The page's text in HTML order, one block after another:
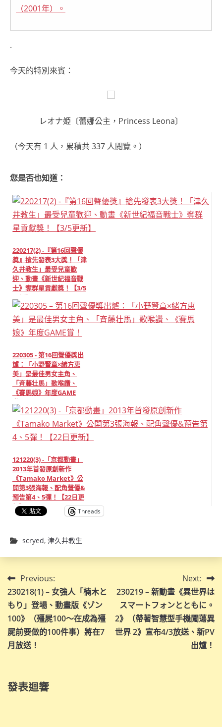
（2001年）。
.
今天的特別來賓：
レオナ姫〔蕾娜公主，Princess Leona〕
（今天有 1 人，累積共 337 人閱覽。）
您是否也知道：
220217(2) -『第16回聲優
獎』搶先發表3大獎！「津
久井教生」最受兒童歡
迎、動畫《新世紀福音戰
士》奪群星貢獻獎！【3/5
更新】
220305 - 第16回聲優獎出
爐：「小野賢章×緒方恵
美」是最佳男女主角、
「斉藤壮馬」歌喉讚、
《賽馬娘》年度GAME
賞！
121220(3) -「京都動畫」
2013年首發原創新作
《Tamako Market》公
開第3張海報、配角聲優&
預告第4、5彈！【22日更
新】
Threads
scryed, 津久井教生
文
章
導
覽
Previous:
230218(1) – 女強人「楠木と
もり」登場、動畫版《ゾン
100》（殭屍100～在成為殭
屍前要做的100件事）將在7
月放送！
Next:
230219 – 新動畫《異世界は
スマートフォンとともに。
2》（帶著智慧型手機闖蕩異
世界 2》宣布4/3放送、新PV
出爐！
發表迴響